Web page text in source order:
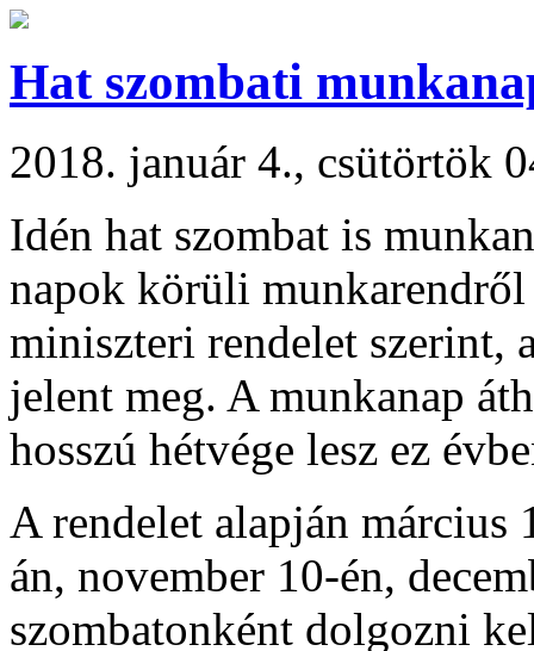
Hat szombati
2018. január 4., csütörtök
Idén hat szombat is
napok körüli munkarendről
miniszteri rendelet szerint,
jelent meg. A munkanap
hosszú hétvége lesz ez
A rendelet alapján
án, november 10-én,
szombatonként dolgozni